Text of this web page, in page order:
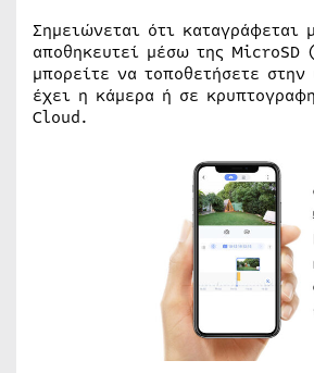
Σημειώνεται ότι καταγράφεται
αποθηκευτεί μέσω της MicroSD
μπορείτε να τοποθετήσετε
έχει η κάμερα ή σε
Cloud.